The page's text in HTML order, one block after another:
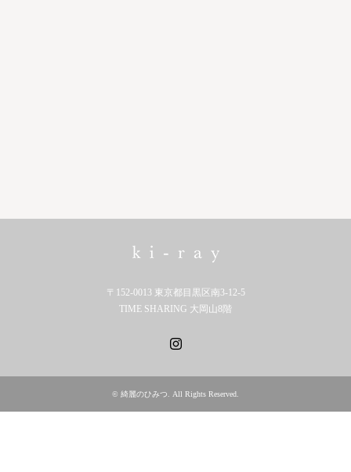
〒152-0013 東京都目黒区南3-12-5
TIME SHARING 大岡山8階
© 綺麗のひみつ . All Rights Reserved.